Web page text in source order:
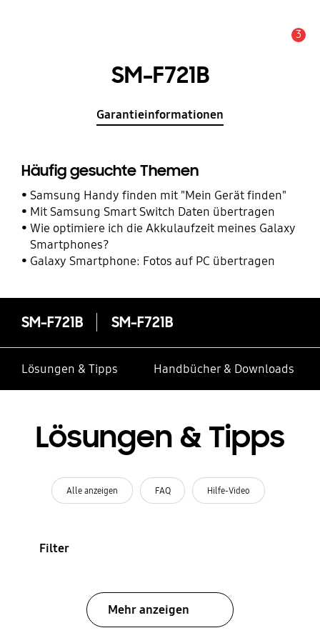
3
SM-F721B
Garantieinformationen
Häufig gesuchte Themen
Samsung Handy finden mit "Mein Gerät finden"
Mit Samsung Smart Switch Daten übertragen
Wie optimiere ich die Akkulaufzeit meines Galaxy
Smartphones?
Galaxy Smartphone: Fotos auf PC übertragen
SM-F721B SM-F721B
Lösungen & Tipps Handbücher & Downloads
Lösungen & Tipps
Alle anzeigen FAQ Hilfe-Video
Filter
Mehr anzeigen